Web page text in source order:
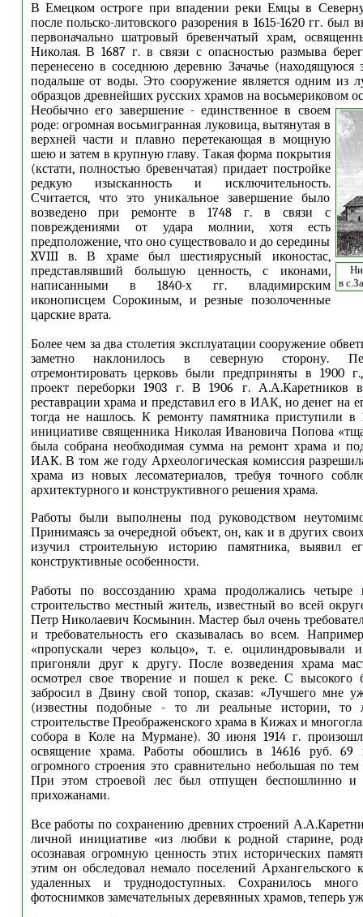
В Емецком остроге при впадении реки Емцы в
после польско-литовского разорения в 1615-1620 гг. был
первоначально шатровый бревенчатый храм,
Николая. В 1687 г. в связи с опасностью размыва
перенесено в соседнюю деревню Зачачье (находящуюся
подальше от воды. Это сооружение является одним из
образцов древнейших русских храмов на восьмериковом
в
Необычно его завершение - единственное в своем
роде: огромная восьмигранная луковица, вытянутая в
верхней части и плавно перетекающая в мощную
шею и затем в крупную главу. Такая форма покрытия
(кстати, полностью бревенчатая) придает постройке
редкую изысканность и исключительность.
Считается, что это уникальное завершение было
возведено при ремонте в 1748 г. в связи с
повреждениями от удара молнии, хотя есть
предположение, что оно существовало и до середины
XVIII в. В храме был шестиярусный иконостас,
представлявший большую ценность, с иконами,
написанными в 1840-х гг. владимирским
иконописцем Сорокиным, и резные позолоченные
царские врата.
Более чем за два столетия эксплуатации сооружение
заметно наклонилось в северную сторону.
отремонтировать церковь были предприняты в 1900
проект переборки 1903 г. В 1906 г. А.А.Каретников
реставрации храма и представил его в ИАК, но денег на
тогда не нашлось. К ремонту памятника приступили в
инициативе священника Николая Ивановича Попова
была собрана необходимая сумма на ремонт храма и
ИАК. В том же году Археологическая комиссия
храма из новых лесоматериалов, требуя точного
архитектурного и конструктивного решения храма.
Работы были выполнены под руководством
Принимаясь за очередной объект, он, как и в других
изучил строительную историю памятника, выявил
конструктивные особенности.
Работы по воссозданию храма продолжались четыре
строительство местный житель, известный во всей
Петр Николаевич Космынин. Мастер был очень
и требовательность его сказывалась во всем.
«пропускали через кольцо», т. е. оцилиндровывали и
пригоняли друг к другу. После возведения храма
осмотрел свое творение и пошел к реке. С высокого
забросил в Двину свой топор, сказав: «Лучшего мне
(известны подобные - то ли реальные истории,
строительстве Преображенского храма в Кижах и
собора в Коле на Мурмане). 30 июня 1914 г.
освящение храма. Работы обошлись в 14616 руб. 69
огромного строения это сравнительно небольшая по
При этом строевой лес был отпущен беспошлинно и
прихожанами.
Все работы по сохранению древних строений
личной инициативе «из любви к родной старине,
осознавая огромную ценность этих исторических
этим он обследовал немало поселений Архангельского
удаленных и труднодоступных. Сохранилось
фотоснимков замечательных деревянных храмов, теперь